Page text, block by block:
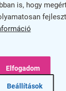
is, hogy
Beállítások
Elfogadom
elegendő
illetően, így
és